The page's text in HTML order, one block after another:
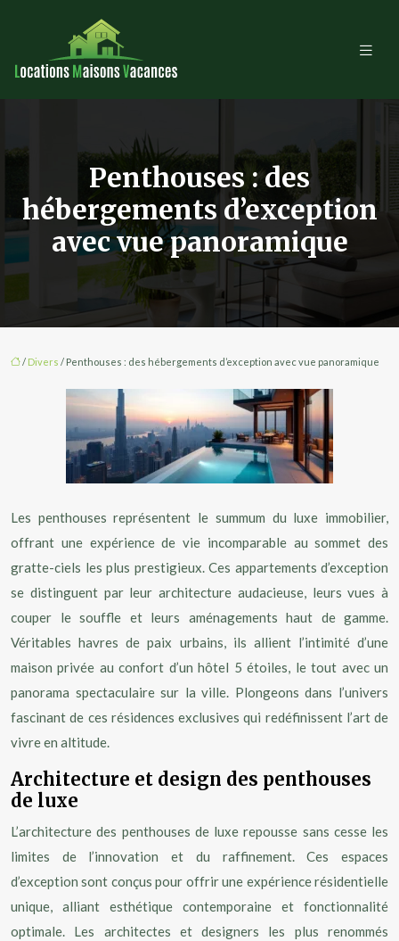
Penthouses : des
hébergements d’exception
avec vue panoramique
/ Divers / Penthouses : des hébergements d’exception avec vue panoramique
Les penthouses représentent le summum du luxe immobilier,
offrant une expérience de vie incomparable au sommet des
gratte-ciels les plus prestigieux. Ces appartements d’exception
se distinguent par leur architecture audacieuse, leurs vues à
couper le souffle et leurs aménagements haut de gamme.
Véritables havres de paix urbains, ils allient l’intimité d’une
maison privée au confort d’un hôtel 5 étoiles, le tout avec un
panorama spectaculaire sur la ville. Plongeons dans l’univers
fascinant de ces résidences exclusives qui redéfinissent l’art de
vivre en altitude.
Architecture et design des penthouses
de luxe
L’architecture des penthouses de luxe repousse sans cesse les
limites de l’innovation et du raffinement. Ces espaces
d’exception sont conçus pour offrir une expérience résidentielle
unique, alliant esthétique contemporaine et fonctionnalité
optimale. Les architectes et designers les plus renommés